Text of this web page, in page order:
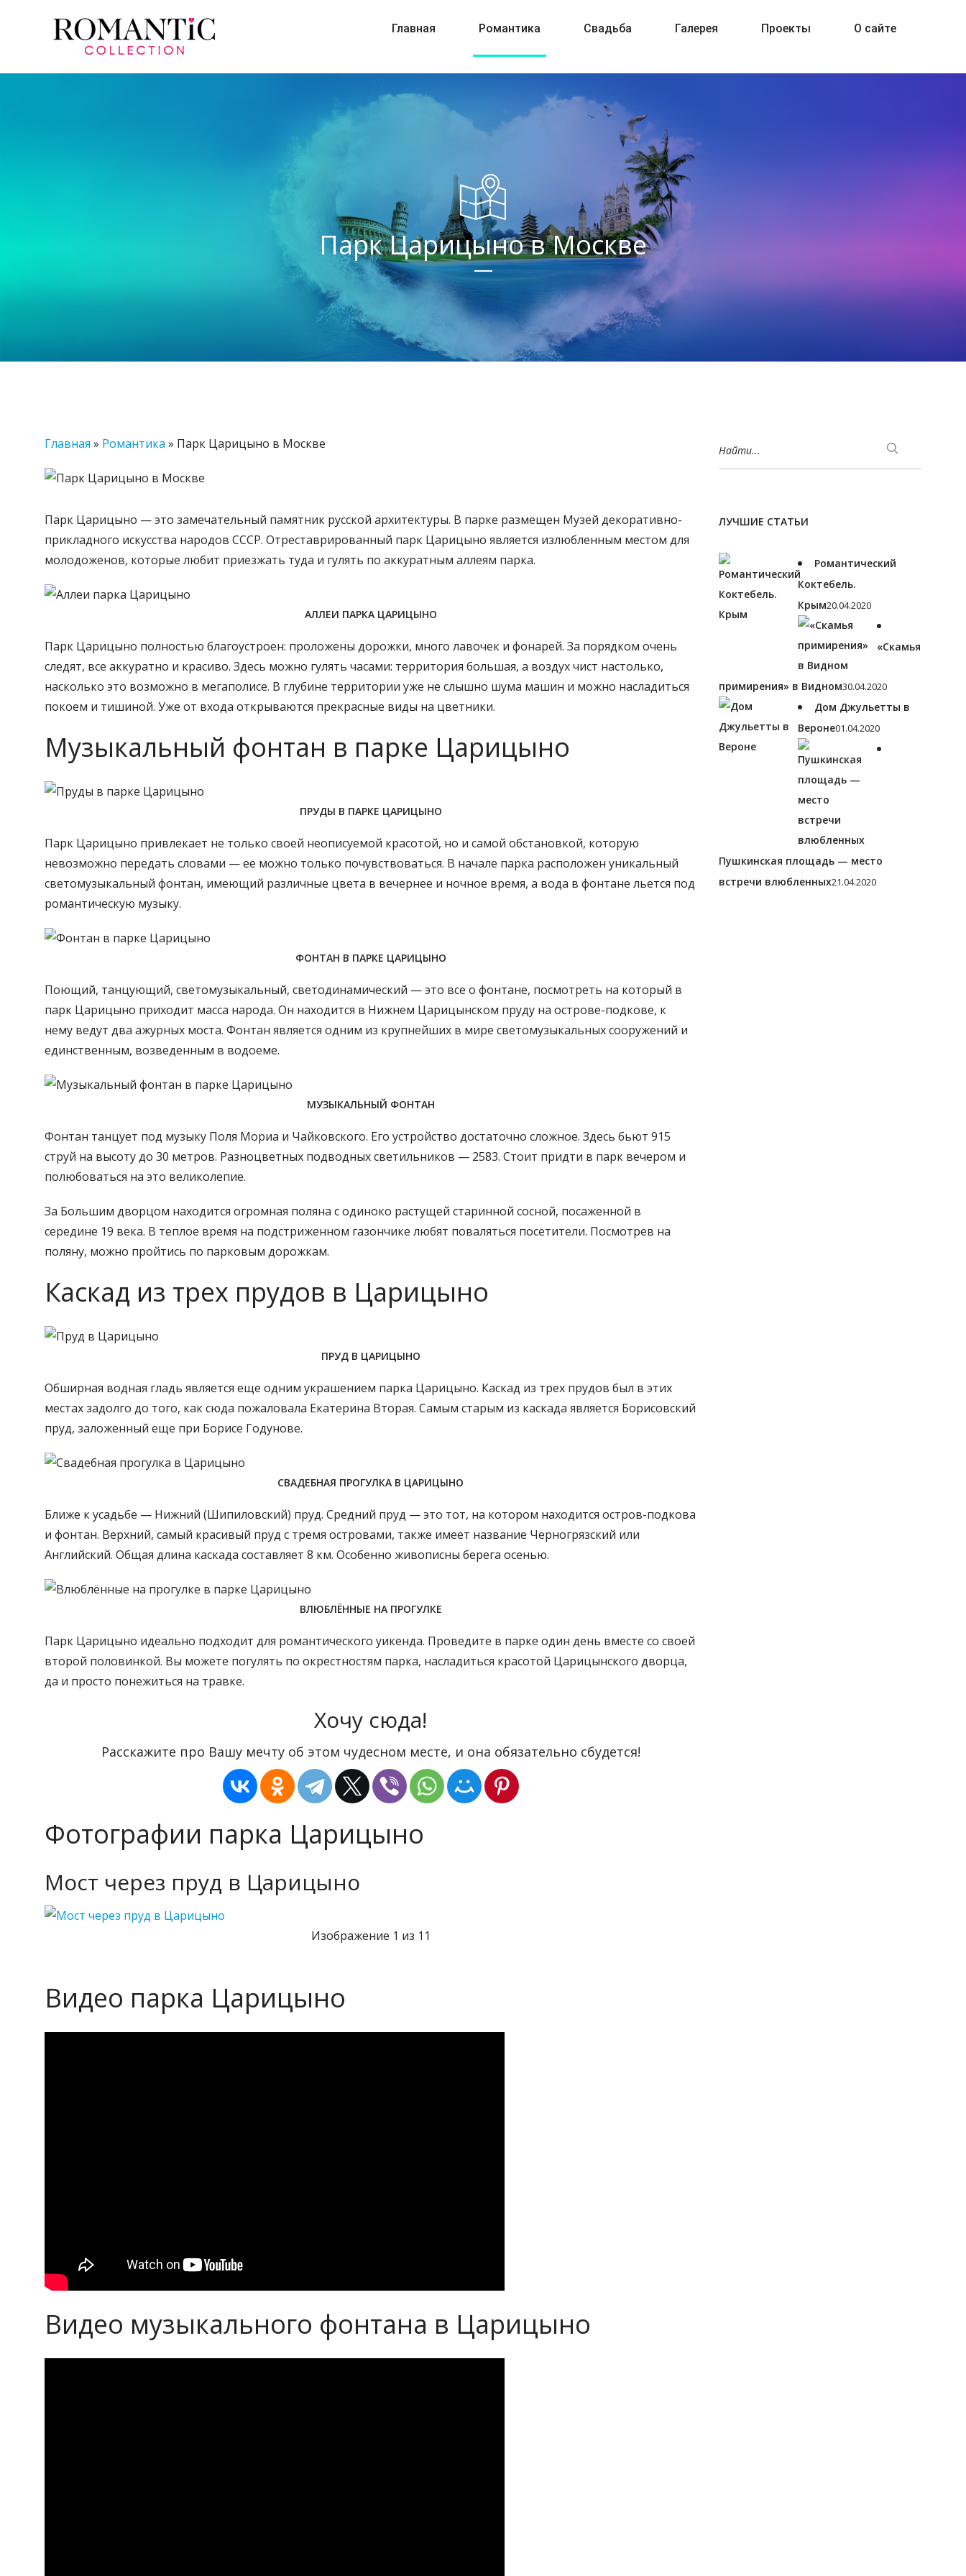
Главная Романтика Свадьба Галерея Проекты О сайте
Парк Царицыно в Москве
Главная » Романтика » Парк Царицыно в Москве
Парк Царицыно — это замечательный памятник русской архитектуры. В парке размещен Музей декоративно-
прикладного искусства народов СССР. Отреставрированный парк Царицыно является излюбленным местом для
молодоженов, которые любит приезжать туда и гулять по аккуратным аллеям парка.
АЛЛЕИ ПАРКА ЦАРИЦЫНО
Парк Царицыно полностью благоустроен: проложены дорожки, много лавочек и фонарей. За порядком очень
следят, все аккуратно и красиво. Здесь можно гулять часами: территория большая, а воздух чист настолько,
насколько это возможно в мегаполисе. В глубине территории уже не слышно шума машин и можно насладиться
покоем и тишиной. Уже от входа открываются прекрасные виды на цветники.
Музыкальный фонтан в парке Царицыно
ПРУДЫ В ПАРКЕ ЦАРИЦЫНО
Парк Царицыно привлекает не только своей неописуемой красотой, но и самой обстановкой, которую
невозможно передать словами — ее можно только почувствоваться. В начале парка расположен уникальный
светомузыкальный фонтан, имеющий различные цвета в вечернее и ночное время, а вода в фонтане льется под
романтическую музыку.
ФОНТАН В ПАРКЕ ЦАРИЦЫНО
Поющий, танцующий, светомузыкальный, светодинамический — это все о фонтане, посмотреть на который в
парк Царицыно приходит масса народа. Он находится в Нижнем Царицынском пруду на острове-подкове, к
нему ведут два ажурных моста. Фонтан является одним из крупнейших в мире светомузыкальных сооружений и
единственным, возведенным в водоеме.
МУЗЫКАЛЬНЫЙ ФОНТАН
Фонтан танцует под музыку Поля Мориа и Чайковского. Его устройство достаточно сложное. Здесь бьют 915
струй на высоту до 30 метров. Разноцветных подводных светильников — 2583. Стоит придти в парк вечером и
полюбоваться на это великолепие.
За Большим дворцом находится огромная поляна с одиноко растущей старинной сосной, посаженной в
середине 19 века. В теплое время на подстриженном газончике любят поваляться посетители. Посмотрев на
поляну, можно пройтись по парковым дорожкам.
Каскад из трех прудов в Царицыно
ПРУД В ЦАРИЦЫНО
Обширная водная гладь является еще одним украшением парка Царицыно. Каскад из трех прудов был в этих
местах задолго до того, как сюда пожаловала Екатерина Вторая. Самым старым из каскада является Борисовский
пруд, заложенный еще при Борисе Годунове.
СВАДЕБНАЯ ПРОГУЛКА В ЦАРИЦЫНО
Ближе к усадьбе — Нижний (Шипиловский) пруд. Средний пруд — это тот, на котором находится остров-подкова
и фонтан. Верхний, самый красивый пруд с тремя островами, также имеет название Черногрязский или
Английский. Общая длина каскада составляет 8 км. Особенно живописны берега осенью.
ВЛЮБЛЁННЫЕ НА ПРОГУЛКЕ
Парк Царицыно идеально подходит для романтического уикенда. Проведите в парке один день вместе со своей
второй половинкой. Вы можете погулять по окрестностям парка, насладиться красотой Царицынского дворца,
да и просто понежиться на травке.
Хочу сюда!
Расскажите про Вашу мечту об этом чудесном месте, и она обязательно сбудется!
Фотографии парка Царицыно
Мост через пруд в Царицыно
Изображение 1 из 11
Видео парка Царицыно
Видео музыкального фонтана в Царицыно
Найти...
ЛУЧШИЕ СТАТЬИ
Романтический
Коктебель.
Крым20.04.2020
«Скамья
примирения» в Видном30.04.2020
Дом Джульетты в
Вероне01.04.2020
Пушкинская площадь — место
встречи влюбленных21.04.2020